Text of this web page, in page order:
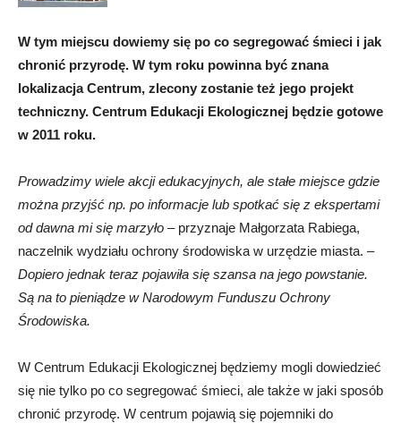
W tym miejscu dowiemy się po co segregować śmieci i jak
chronić przyrodę. W tym roku powinna być znana
lokalizacja Centrum, zlecony zostanie też jego projekt
techniczny. Centrum Edukacji Ekologicznej będzie gotowe
w 2011 roku.
Prowadzimy wiele akcji edukacyjnych, ale stałe miejsce gdzie
można przyjść np. po informacje lub spotkać się z ekspertami
od dawna mi się marzyło – przyznaje Małgorzata Rabiega,
naczelnik wydziału ochrony środowiska w urzędzie miasta. –
Dopiero jednak teraz pojawiła się szansa na jego powstanie.
Są na to pieniądze w Narodowym Funduszu Ochrony
Środowiska.
W Centrum Edukacji Ekologicznej będziemy mogli dowiedzieć
się nie tylko po co segregować śmieci, ale także w jaki sposób
chronić przyrodę. W centrum pojawią się pojemniki do